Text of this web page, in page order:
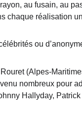
au fusain, au
chaque réalisation
ou
(Alpes-
nombreux pour
Hallyday,